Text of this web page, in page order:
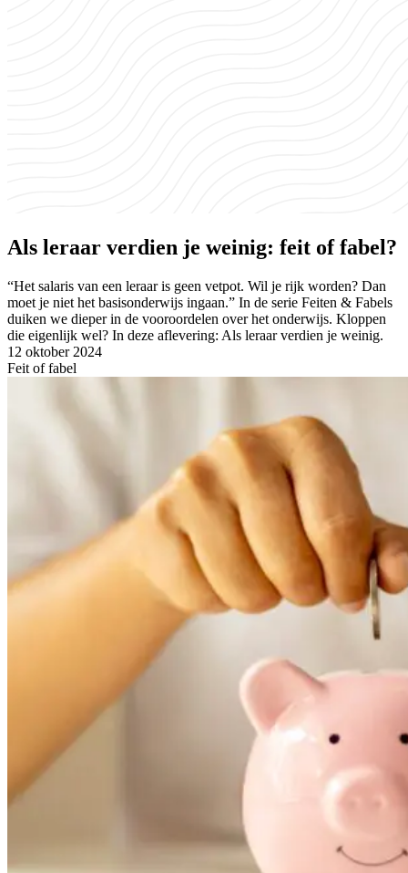
Als leraar verdien je weinig: feit of fabel?
“Het salaris van een leraar is geen vetpot. Wil je rijk worden? Dan
moet je niet het basisonderwijs ingaan.” In de serie Feiten & Fabels
duiken we dieper in de vooroordelen over het onderwijs. Kloppen
die eigenlijk wel? In deze aflevering: Als leraar verdien je weinig.
12 oktober 2024
Feit of fabel